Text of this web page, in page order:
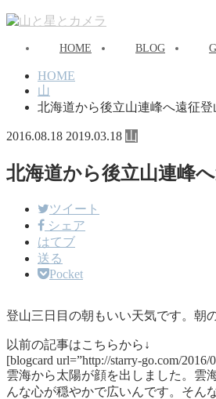
HOME BLOG
HOME
山
北海道から後立山連峰へ遠征登
2016.08.18 2019.03.18 山
北海道から後立山連峰
ツイート
シェア
はてブ
送る
Pocket
登山三日目の朝もいい天気です。朝
以前の記事はこちらから↓
[blogcard url=”http://starry-go.com/
雲海から太陽が顔を出しました。雲
んな心が穏やかで広いんです。そん